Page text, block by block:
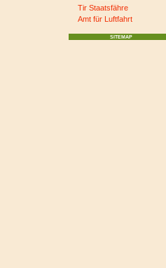
Tir Staatsfähre
Amt für Luftfahrt
SITEMAP